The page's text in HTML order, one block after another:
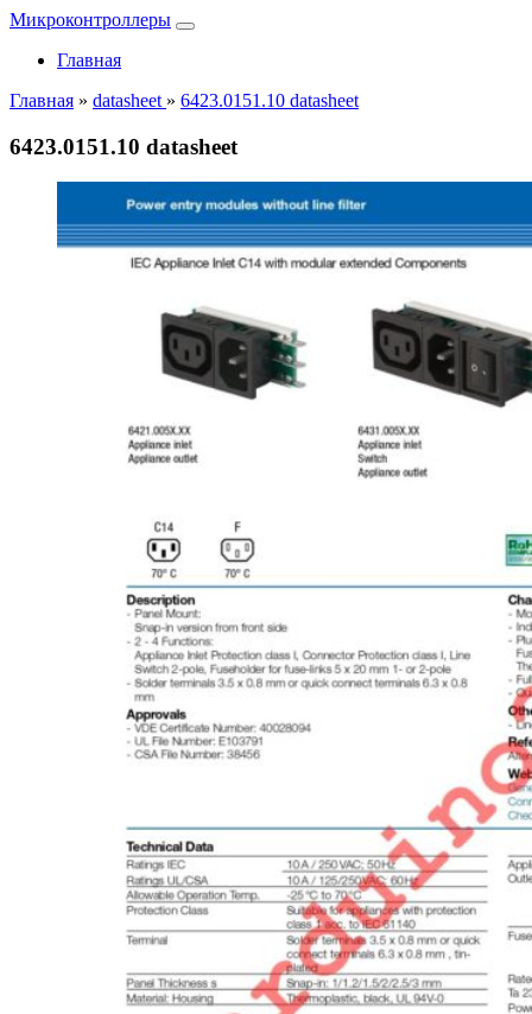
Микроконтроллеры
Главная
Главная » datasheet » 6423.0151.10 datasheet
6423.0151.10 datasheet